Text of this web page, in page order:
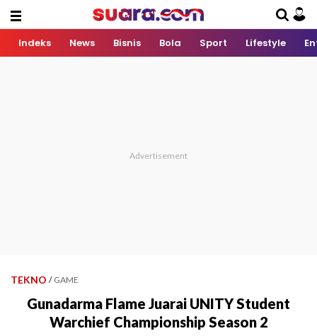
Indeks News Bisnis Bola Sport Lifestyle
TEKNO / GAME
Gunadarma Flame Juarai UNITY Student
Warchief Championship Season 2